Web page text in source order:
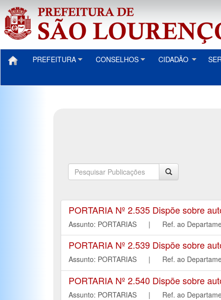
PREFEITURA CONSELHOS CIDADÃO
PORTARIA Nº 2.535 Dispõe sobre
Assunto: PORTARIAS | Ref. ao
PORTARIA Nº 2.539 Dispõe sobre
Assunto: PORTARIAS | Ref. ao
PORTARIA Nº 2.540 Dispõe sobre
Assunto: PORTARIAS | Ref. ao